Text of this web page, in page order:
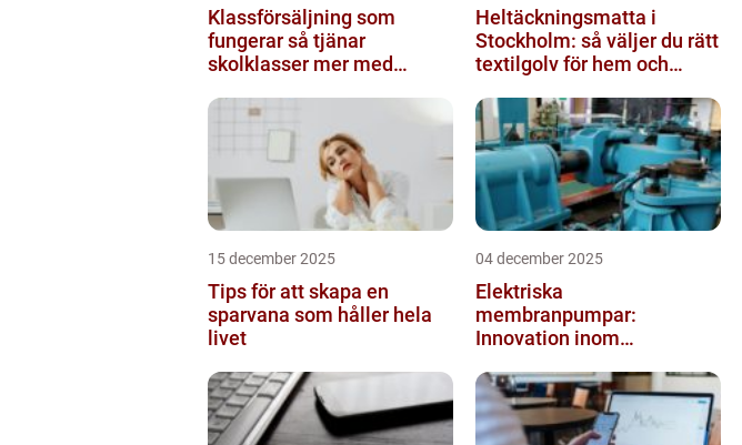
Klassförsäljning som
fungerar så tjänar
skolklasser mer med
Heltäckningsmatta i
Stockholm: så väljer du rätt
textilgolv för hem och
15 december 2025
Tips för att skapa en
sparvana som håller hela
livet
04 december 2025
Elektriska
membranpumpar:
Innovation inom